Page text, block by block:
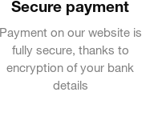
Secure payment
Payment on our website is
fully secure, thanks to
encryption of your bank
details